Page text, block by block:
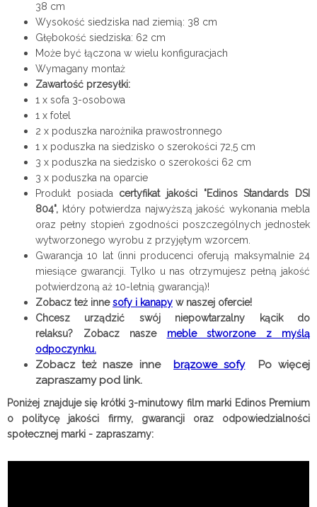
38 cm
Wysokość siedziska nad ziemią: 38 cm
Głębokość siedziska: 62 cm
Może być łączona w wielu konfiguracjach
Wymagany montaż
Zawartość przesyłki:
1 x sofa 3-osobowa
1 x fotel
2 x poduszka narożnika prawostronnego
1 x poduszka na siedzisko o szerokości 72,5 cm
3 x poduszka na siedzisko o szerokości 62 cm
3 x poduszka na oparcie
Produkt posiada certyfikat jakości "Edinos Standards DSI
804", który potwierdza najwyższą jakość wykonania mebla
oraz pełny stopień zgodności poszczególnych jednostek
wytworzonego wyrobu z przyjętym wzorcem.
Gwarancja 10 lat (inni producenci oferują maksymalnie 24
miesiące gwarancji. Tylko u nas otrzymujesz pełną jakość
potwierdzoną aż 10-letnią gwarancją)!
Zobacz też innesofy i kanapy w naszej ofercie!
Chcesz urządzić swój niepowtarzalny kącik do
relaksu? Zobacz nasze meble stworzone z myślą
odpoczynku.
Zobacz też nasze inne brązowe sofyPo więcej
zapraszamy pod link.
Poniżej znajduje się krótki 3-minutowy film marki Edinos Premium
o politycę jakości firmy, gwarancji oraz odpowiedzialności
społecznej marki - zapraszamy: